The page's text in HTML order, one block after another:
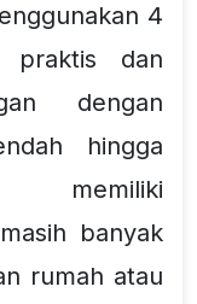
4
praktis dan
dengan
hingga
memiliki
banyak
rumah atau